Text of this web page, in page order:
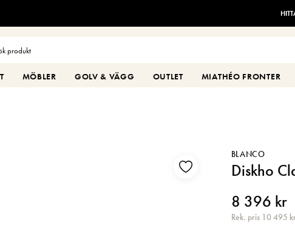
MÖBLER GOLV & VÄGG OUTLET MIATHÉO FRONTER
BLANCO
Diskho
8 396 kr
Rek. pris 10 495